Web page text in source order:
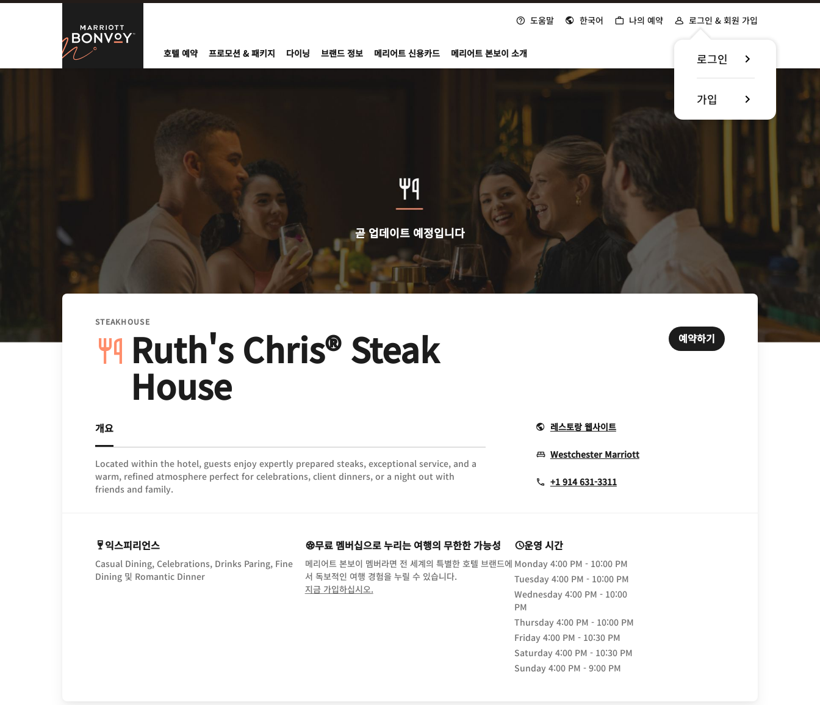
Skip to Content
Marriott Bonvoy
도움말 한국어 나의 예약 로그인 & 회원 가입
로그인
가입
호텔 예약 프로모션 & 패키지 다이닝 브랜드 정보 메리어트 신용카드 메리어트 본보이 소개
곧 업데이트 예정입니다
STEAKHOUSE
Ruth's Chris® Steak
House
예약하기
개요
Located within the hotel, guests enjoy expertly prepared steaks, exceptional service, and a
warm, refined atmosphere perfect for celebrations, client dinners, or a night out with
friends and family.
레스토랑 웹사이트Opens In New Window
Westchester MarriottOpens In New Window
+1 914 631-3311
익스피리언스
Casual Dining, Celebrations, Drinks Paring, Fine
Dining 및 Romantic Dinner
무료 멤버십으로 누리는 여행의 무한한 가능성
메리어트 본보이 멤버라면 전 세계의 특별한 호텔 브랜드에
서 독보적인 여행 경험을 누릴 수 있습니다.
지금 가입하십시오.
운영 시간
Monday 4:00 PM - 10:00 PM
Tuesday 4:00 PM - 10:00 PM
Wednesday 4:00 PM - 10:00
PM
Thursday 4:00 PM - 10:00 PM
Friday 4:00 PM - 10:30 PM
Saturday 4:00 PM - 10:30 PM
Sunday 4:00 PM - 9:00 PM